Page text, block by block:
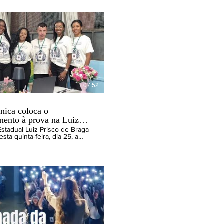
07:52
coloca o
à prova na Luiz
Luiz Prisco de Braga
quinta-feira, dia 25, a
pelos alunos dos cursos
RH e Administração, sendo
têm potencial para se
o que coloca em
trabalho dos professores
Renato, Maria Cecília,
Santos e Luciene Coura.
e editor do